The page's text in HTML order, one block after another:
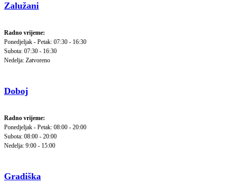
Zalužani
Radno vrijeme:
Ponedjeljak - Petak: 07:30 - 16:30
Subota: 07:30 - 16:30
Nedelja: Zatvoreno
Doboj
Radno vrijeme:
Ponedjeljak - Petak: 08:00 - 20:00
Subota: 08:00 - 20:00
Nedelja: 9:00 - 15:00
Gradiška